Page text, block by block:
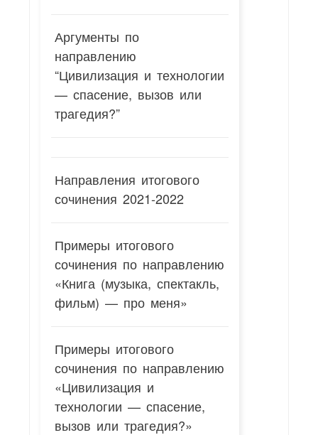
Аргументы по
направлению
“Цивилизация и технологии
— спасение, вызов или
трагедия?”
Направления итогового
сочинения 2021-2022
Примеры итогового
сочинения по направлению
«Книга (музыка, спектакль,
фильм) — про меня»
Примеры итогового
сочинения по направлению
«Цивилизация и
технологии — спасение,
вызов или трагедия?»